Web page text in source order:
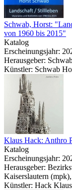
Schwab, Horst:
von 1960 bis 2015"
Katalog
Erscheinungsjahr:
Herausgeber:
Künstler: Schwab
Klaus Hack: Anthro
Katalog
Erscheinungsjahr:
Herausgeber:
Kaiserslautern
Künstler: Hack Klaus